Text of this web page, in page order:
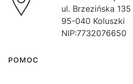
ul. Brzezińska 135
95-040 Koluszki
NIP:7732076650
Linki w stopce
POMOC